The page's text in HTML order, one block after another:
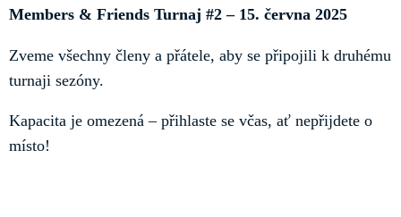
Members & Friends Turnaj #2 – 15. června 2025
Zveme všechny členy a přátele, aby se připojili k druhému
turnaji sezóny.
Kapacita je omezená – přihlaste se včas, ať nepřijdete o
místo!